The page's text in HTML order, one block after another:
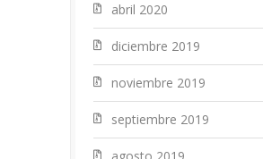
abril 2020
diciembre 2019
noviembre 2019
septiembre 2019